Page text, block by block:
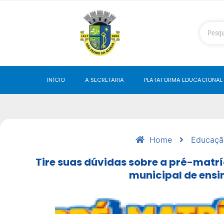
INÍCIO A SECRETARIA PLATAFORMA EDUCACIONAL
Home
Tire suas dúvidas sobre a pré-
municipal de